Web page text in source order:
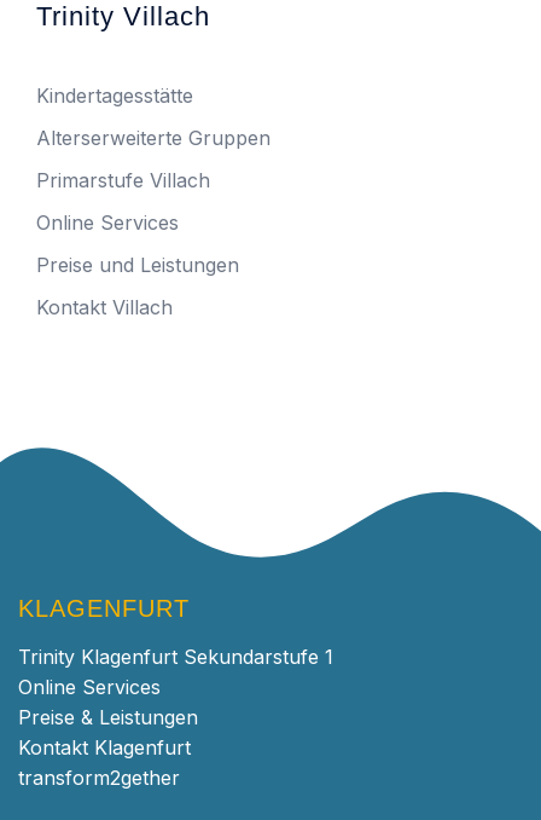
Trinity Villach
Kindertagesstätte
Alterserweiterte Gruppen
Primarstufe Villach
Online Services
Preise und Leistungen
Kontakt Villach
KLAGENFURT
Trinity Klagenfurt Sekundarstufe 1
Online Services
Preise & Leistungen
Kontakt Klagenfurt
transform2gether